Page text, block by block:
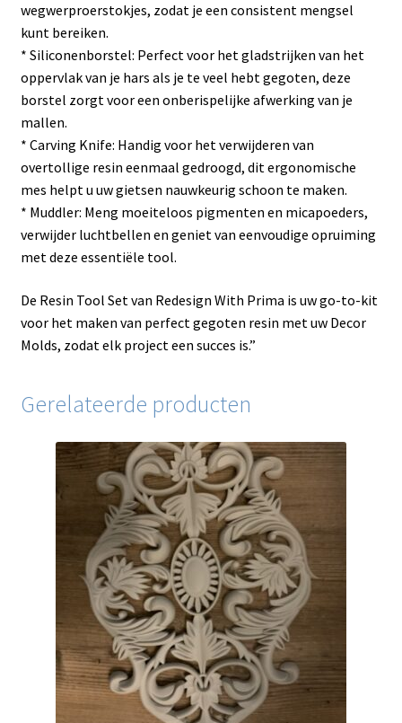
wegwerproerstokjes, zodat je een consistent mengsel
kunt bereiken.
* Siliconenborstel: Perfect voor het gladstrijken van het
oppervlak van je hars als je te veel hebt gegoten, deze
borstel zorgt voor een onberispelijke afwerking van je
mallen.
* Carving Knife: Handig voor het verwijderen van
overtollige resin eenmaal gedroogd, dit ergonomische
mes helpt u uw gietsen nauwkeurig schoon te maken.
* Muddler: Meng moeiteloos pigmenten en micapoeders,
verwijder luchtbellen en geniet van eenvoudige opruiming
met deze essentiële tool.
De Resin Tool Set van Redesign With Prima is uw go-to-kit
voor het maken van perfect gegoten resin met uw Decor
Molds, zodat elk project een succes is.”
Gerelateerde producten